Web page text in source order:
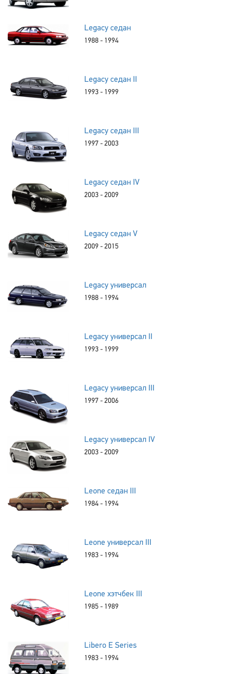
Legacy седан
1988 - 1994
Legacy седан II
1993 - 1999
Legacy седан III
1997 - 2003
Legacy седан IV
2003 - 2009
Legacy седан V
2009 - 2015
Legacy универсал
1988 - 1994
Legacy универсал II
1993 - 1999
Legacy универсал III
1997 - 2006
Legacy универсал IV
2003 - 2009
Leone седан III
1984 - 1994
Leone универсал III
1983 - 1994
Leone хэтчбек III
1985 - 1989
Libero E Series
1983 - 1994